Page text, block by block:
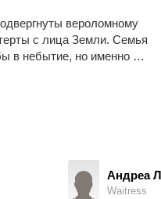
вероломному
с лица Земли. Семья
в небытие, но именно в
до атомной атаки, они
и при всем
Андреа
Waitress